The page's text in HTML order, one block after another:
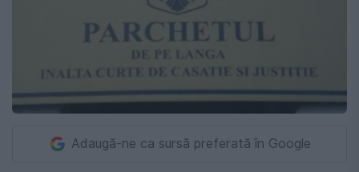
Adaugă-ne ca sursă preferată în Google